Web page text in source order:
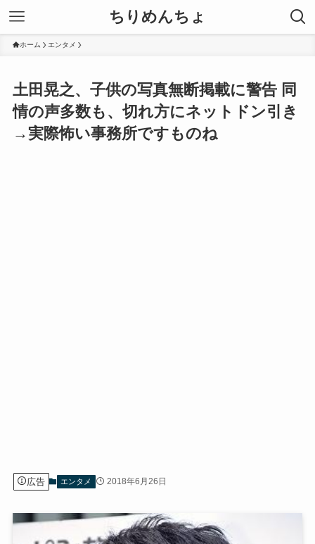
ちりめんちょ
ホーム エンタメ
土田晃之、子供の写真無断掲載に警告 同
情の声多数も、切れ方にネットドン引き
→実際怖い事務所ですものね
広告 エンタメ 2018年6月26日